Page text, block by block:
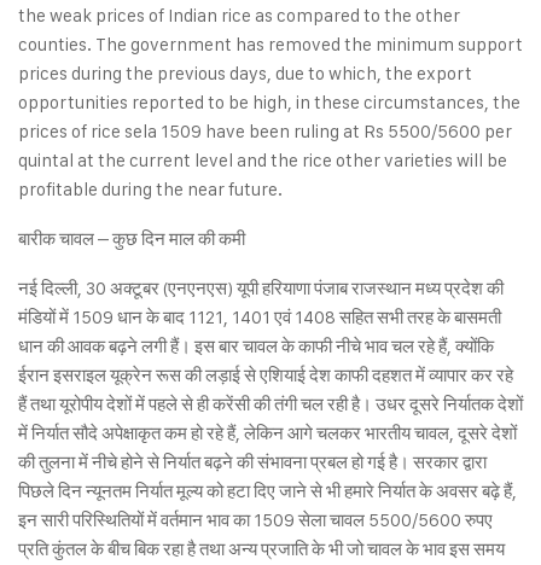
the weak prices of Indian rice as compared to the other
counties. The government has removed the minimum support
prices during the previous days, due to which, the export
opportunities reported to be high, in these circumstances, the
prices of rice sela 1509 have been ruling at Rs 5500/5600 per
quintal at the current level and the rice other varieties will be
profitable during the near future.
बारीक चावल – कुछ दिन माल की कमी
नई दिल्ली, 30 अक्टूबर (एनएनएस) यूपी हरियाणा पंजाब राजस्थान मध्य प्रदेश की
मंडियों में 1509 धान के बाद 1121, 1401 एवं 1408 सहित सभी तरह के बासमती
धान की आवक बढ़ने लगी हैं। इस बार चावल के काफी नीचे भाव चल रहे हैं, क्योंकि
ईरान इसराइल यूक्रेन रूस की लड़ाई से एशियाई देश काफी दहशत में व्यापार कर रहे
हैं तथा यूरोपीय देशों में पहले से ही करेंसी की तंगी चल रही है। उधर दूसरे निर्यातक देशों
में निर्यात सौदे अपेक्षाकृत कम हो रहे हैं, लेकिन आगे चलकर भारतीय चावल, दूसरे देशों
की तुलना में नीचे होने से निर्यात बढ़ने की संभावना प्रबल हो गई है। सरकार द्वारा
पिछले दिन न्यूनतम निर्यात मूल्य को हटा दिए जाने से भी हमारे निर्यात के अवसर बढ़े हैं,
इन सारी परिस्थितियों में वर्तमान भाव का 1509 सेला चावल 5500/5600 रुपए
प्रति कुंतल के बीच बिक रहा है तथा अन्य प्रजाति के भी जो चावल के भाव इस समय